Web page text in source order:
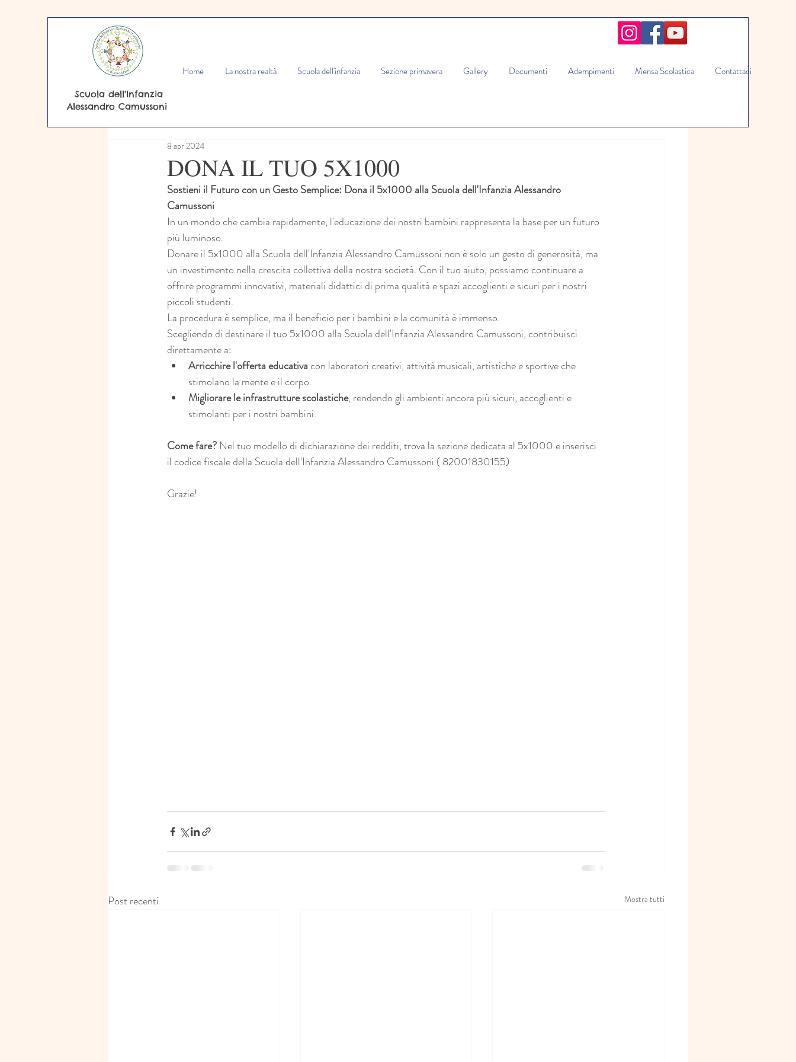
Scuola dell'Infanzia
Alessandro Camussoni
Home La nostra realtà Scuola dell'infanzia Sezione primavera Gallery Documenti Adempimenti Mensa Scolastica Contattaci
DONA IL TUO 5X1000
8 apr 2024
Sostieni il Futuro con un Gesto Semplice: Dona il 5x1000 alla Scuola dell'Infanzia Alessandro
Camussoni
In un mondo che cambia rapidamente, l'educazione dei nostri bambini rappresenta la base per un futuro
più luminoso.
Donare il 5x1000 alla Scuola dell'Infanzia Alessandro Camussoni non è solo un gesto di generosità, ma
un investimento nella crescita collettiva della nostra società. Con il tuo aiuto, possiamo continuare a
offrire programmi innovativi, materiali didattici di prima qualità e spazi accoglienti e sicuri per i nostri
piccoli studenti.
La procedura è semplice, ma il beneficio per i bambini e la comunità è immenso.
Scegliendo di destinare il tuo 5x1000 alla Scuola dell'Infanzia Alessandro Camussoni, contribuisci
direttamente a:
Arricchire l'offerta educativa con laboratori creativi, attività musicali, artistiche e sportive che
stimolano la mente e il corpo.
Migliorare le infrastrutture scolastiche, rendendo gli ambienti ancora più sicuri, accoglienti e
stimolanti per i nostri bambini.
Come fare? Nel tuo modello di dichiarazione dei redditi, trova la sezione dedicata al 5x1000 e inserisci
il codice fiscale della Scuola dell'Infanzia Alessandro Camussoni ( 82001830155)
Grazie!
Post recenti Mostra tutti